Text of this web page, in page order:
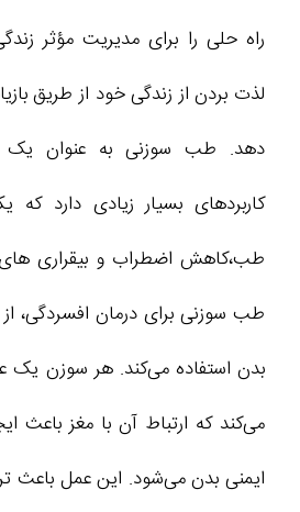
راه حلی را برای مدیریت مؤثر
لذت بردن از زندگی خود از طریق
دهد. طب سوزنی به عنوان
کاربردهای بسیار زیادی دارد که
طب،کاهش اضطراب و بیقراری
طب سوزنی برای درمان افسردگی،
بدن استفاده می‌کند. هر سوزن
می‌کند که ارتباط آن با مغز باعث
ایمنی بدن می‌شود. این عمل باعث